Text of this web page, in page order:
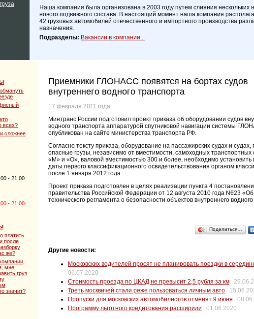
Наша компания была организована в 2003 году путем слияния нескольких
нового подвижного состава. В настоящий момент наша компания
42 грузовых автомобилей отечественного и импортного производства
назначения.
Подразделы: Вакансии в компании ..
всех?
сложнее
- 21:00
- 21:00
платить
после
же?
мне
груз
значит?
Приемники ГЛОНАСС появятся на бортах судов
внутреннего водного транспорта
17 февраля 2011 года
Минтранс России подготовил проект приказа об оборудовании судов
водного транспорта аппаратурой спутниковой навигации системы
опубликован на сайте министерства транспорта РФ.
Согласно тексту приказа, оборудование на пассажирских судах и
опасные грузы, независимо от вместимости, самоходных транспортных
«М» и «О», валовой вместимостью 300 и более, необходимо установить
даты первого классификационного освидетельствования органом
после 1 января 2012 года.
Проект приказа подготовлен в целях реализации пункта 4
правительства Российской Федерации от 12 августа 2010 года N623
технического регламента о безопасности объектов внутреннего
Поделиться…
Другие новости:
Московских водителей просят не планировать поездки в
06.07.2020
Стоимость проезда по ЦКАД не превысит 2,5 рубля за км
Треть москвичей стали реже пользоваться личным авто
Пропуски для московских автомобилистов отменят 9 июня
Программу льготного кредитования расширили
01.06.2020